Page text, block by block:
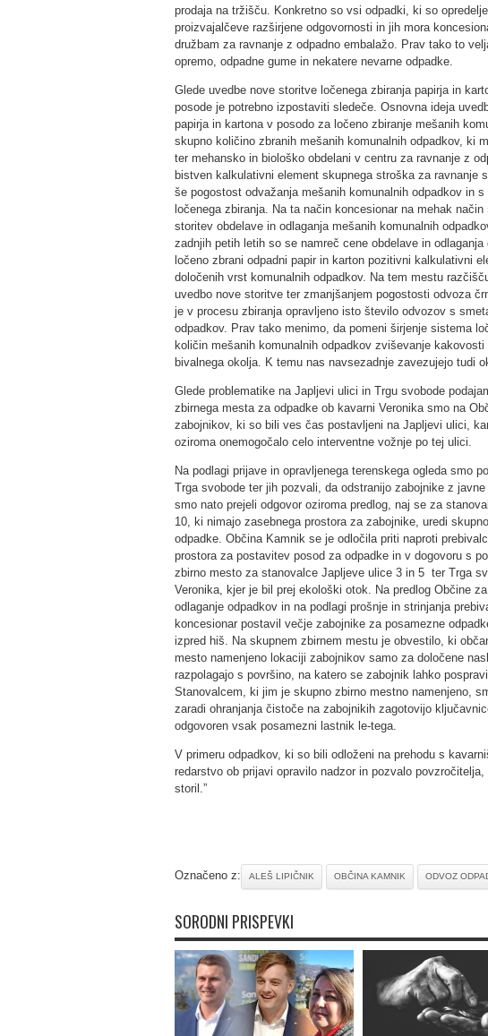
prodaja na tržišču. Konkretno so vsi odpadki, ki so
proizvajalčeve razširjene odgovornosti in jih mora
družbam za ravnanje z odpadno embalažo. Prav tako to
opremo, odpadne gume in nekatere nevarne odpadke.
Glede uvedbe nove storitve ločenega zbiranja papirja in
posode je potrebno izpostaviti sledeče. Osnovna ideja
papirja in kartona v posodo za ločeno zbiranje mešanih
skupno količino zbranih mešanih komunalnih odpadkov, ki
ter mehansko in biološko obdelani v centru za ravnanje z
bistven kalkulativni element skupnega stroška za ravnanje
še pogostost odvažanja mešanih komunalnih odpadkov in
ločenega zbiranja. Na ta način koncesionar na mehak
storitev obdelave in odlaganja mešanih komunalnih
zadnjih petih letih so se namreč cene obdelave in
ločeno zbrani odpadni papir in karton pozitivni kalkulativni
določenih vrst komunalnih odpadkov. Na tem mestu
uvedbo nove storitve ter zmanjšanjem pogostosti odvoza
je v procesu zbiranja opravljeno isto število odvozov s
odpadkov. Prav tako menimo, da pomeni širjenje sistema
količin mešanih komunalnih odpadkov zviševanje
bivalnega okolja. K temu nas navsezadnje zavezujejo tudi
Glede problematike na Japljevi ulici in Trgu svobode
zbirnega mesta za odpadke ob kavarni Veronika smo na
zabojnikov, ki so bili ves čas postavljeni na Japljevi ulici,
oziroma onemogočalo celo interventne vožnje po tej ulici.
Na podlagi prijave in opravljenega terenskega ogleda smo
Trga svobode ter jih pozvali, da odstranijo zabojnike z
smo nato prejeli odgovor oziroma predlog, naj se za
10, ki nimajo zasebnega prostora za zabojnike, uredi
odpadke. Občina Kamnik se je odločila priti naproti
prostora za postavitev posod za odpadke in v dogovoru s
zbirno mesto za stanovalce Japljeve ulice 3 in 5 ter Trga
Veronika, kjer je bil prej ekološki otok. Na predlog Občine
odlaganje odpadkov in na podlagi prošnje in strinjanja
koncesionar postavil večje zabojnike za posamezne
izpred hiš. Na skupnem zbirnem mestu je obvestilo, ki
mesto namenjeno lokaciji zabojnikov samo za določene
razpolagajo s površino, na katero se zabojnik lahko
Stanovalcem, ki jim je skupno zbirno mestno namenjeno,
zaradi ohranjanja čistoče na zabojnikih zagotovijo
odgovoren vsak posamezni lastnik le-tega.
V primeru odpadkov, ki so bili odloženi na prehodu s
redarstvo ob prijavi opravilo nadzor in pozvalo
storil.”
Označeno z: ALEŠ LIPIČNIK OBČINA KAMNIK ODVOZ
SORODNI PRISPEVKI